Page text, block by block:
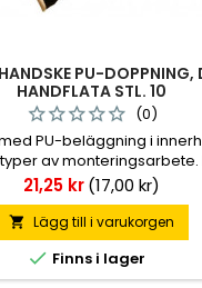
PU-DOPPNING,
HANDFLATA STL. 10
(0)
PU-beläggning i
av monteringsarbete.
Pris
21,25 kr (17,00 kr)
 Lägg till i varukorgen
 Finns i lager